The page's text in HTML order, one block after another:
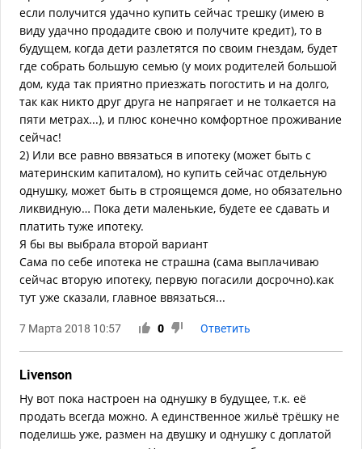
если получится удачно купить сейчас трешку (имею в
виду удачно продадите свою и получите кредит), то в
будущем, когда дети разлетятся по своим гнездам, будет
где собрать большую семью (у моих родителей большой
дом, куда так приятно приезжать погостить и на долго,
так как никто друг друга не напрягает и не толкается на
пяти метрах...), и плюс конечно комфортное проживание
сейчас!
2) Или все равно ввязаться в ипотеку (может быть с
материнским капиталом), но купить сейчас отдельную
однушку, может быть в строящемся доме, но обязательно
ликвидную… Пока дети маленькие, будете ее сдавать и
платить туже ипотеку.
Я бы вы выбрала второй вариант
Сама по себе ипотека не страшна (сама выплачиваю
сейчас вторую ипотеку, первую погасили досрочно).как
тут уже сказали, главное ввязаться...
7 Марта 2018 10:57 0 Ответить
Livenson
Ну вот пока настроен на однушку в будущее, т.к. её
продать всегда можно. А единственное жильё трёшку не
поделишь уже, размен на двушку и однушку с доплатой